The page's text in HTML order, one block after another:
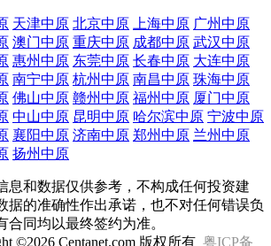
天津中原 北京中原 上海中原 广州中原
澳门中原 重庆中原 成都中原 武汉中原
惠州中原 东莞中原 长春中原 大连中原
南宁中原 杭州中原 南昌中原 珠海中原
佛山中原 赣州中原 福州中原 厦门中原
中山中原 昆明中原 哈尔滨中原 宁波中原
襄阳中原 济南中原 郑州中原 兰州中原
扬州中原
息和数据仅供参考，不构成任何投资建
据的准确性作出承诺，也不对任何错误负
合同均以最终签约为准。
©2026 Centanet.com 版权所有 粤ICP备